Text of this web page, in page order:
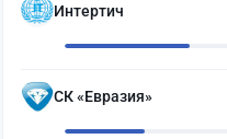
Интертич
СК «Евразия»